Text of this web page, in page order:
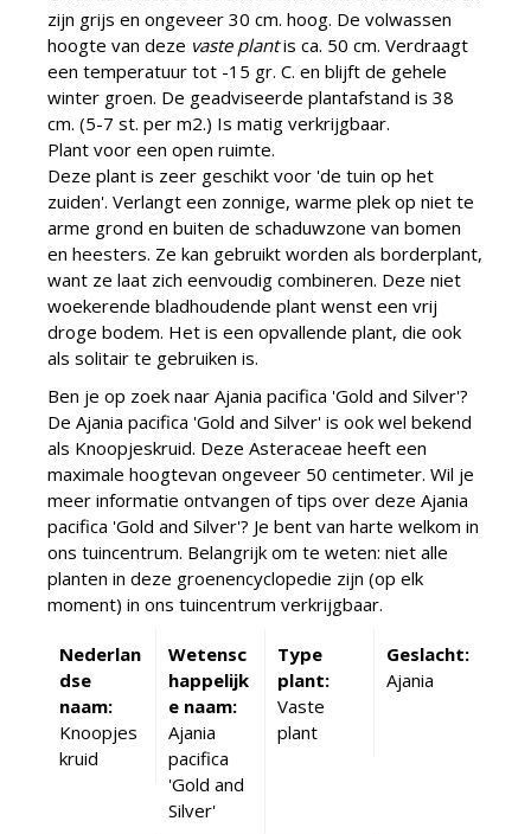
zijn grijs en ongeveer 30 cm. hoog. De volwassen
hoogte van deze vaste plantis ca. 50 cm. Verdraagt
een temperatuur tot -15 gr. C. en blijft de gehele
winter groen. De geadviseerde plantafstand is 38
cm. (5-7 st. per m2.) Is matig verkrijgbaar.
Plant voor een open ruimte.
Deze plant is zeer geschikt voor 'de tuin op het
zuiden'. Verlangt een zonnige, warme plek op niet te
arme grond en buiten de schaduwzone van bomen
en heesters. Ze kan gebruikt worden als borderplant,
want ze laat zich eenvoudig combineren. Deze niet
woekerende bladhoudende plant wenst een vrij
droge bodem. Het is een opvallende plant, die ook
als solitair te gebruiken is.
Ben je op zoek naar Ajania pacifica 'Gold and Silver'?
De Ajania pacifica 'Gold and Silver' is ook wel bekend
als Knoopjeskruid. Deze Asteraceae heeft een
maximale hoogtevan ongeveer 50 centimeter. Wil je
meer informatie ontvangen of tips over deze Ajania
pacifica 'Gold and Silver'? Je bent van harte welkom in
ons tuincentrum. Belangrijk om te weten: niet alle
planten in deze groenencyclopedie zijn (op elk
moment) in ons tuincentrum verkrijgbaar.
Nederlan
dse
naam:
Knoopjes
kruid
Wetensc
happelijk
e naam:
Ajania
pacifica
'Gold and
Silver'
Type
plant:
Vaste
plant
Geslacht:
Ajania